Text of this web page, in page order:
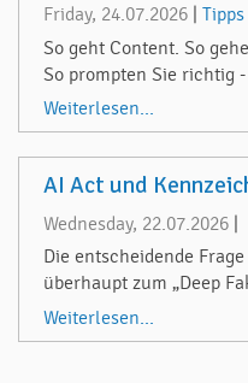
Friday, 24.07.2026
So geht Content. So
So prompten Sie richtig
Weiterlesen...
AI Act und
Wednesday, 22.07.2026
Die entscheidende
überhaupt zum „Deep
Weiterlesen...